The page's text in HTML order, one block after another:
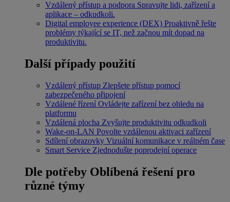
Vzdálený přístup a podpora Spravujte lidi, zařízení a
aplikace – odkudkoli.
Digital employee experience (DEX) Proaktivně řešte
problémy týkající se IT, než začnou mít dopad na
produktivitu.
Další případy použití
Vzdálený přístup Zlepšete přístup pomocí
zabezpečeného připojení
Vzdálené řízení Ovládejte zařízení bez ohledu na
platformu
Vzdálená plocha Zvyšujte produktivitu odkudkoli
Wake-on-LAN Povolte vzdálenou aktivaci zařízení
Sdílení obrazovky Vizuální komunikace v reálném čase
Smart Service Zjednodušte poprodejní operace
Dle potřeby Oblíbená řešení pro
různé týmy